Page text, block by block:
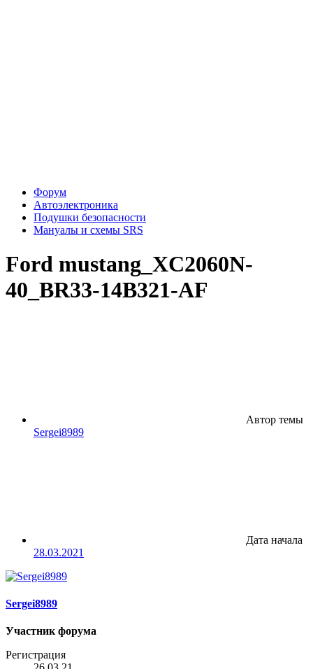
Форум
Автоэлектроника
Подушки безопасности
Мануалы и схемы SRS
Ford mustang_XC2060N-
40_BR33-14B321-AF
Автор темы
Sergei8989
Дата начала
28.03.2021
Sergei8989
Участник форума
Регистрация